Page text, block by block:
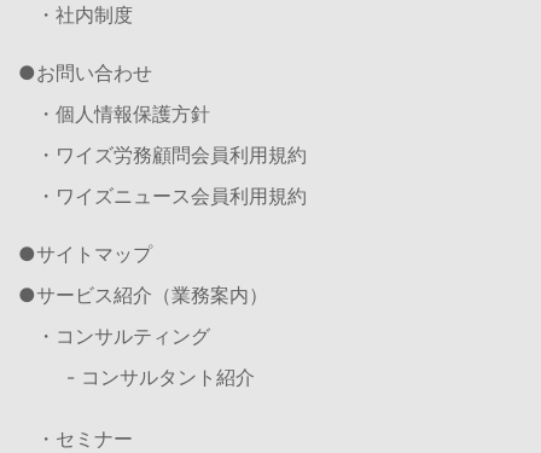
・社内制度
お問い合わせ
・個人情報保護方針
・ワイズ労務顧問会員利用規約
・ワイズニュース会員利用規約
サイトマップ
サービス紹介（業務案内）
・コンサルティング
- コンサルタント紹介
・セミナー